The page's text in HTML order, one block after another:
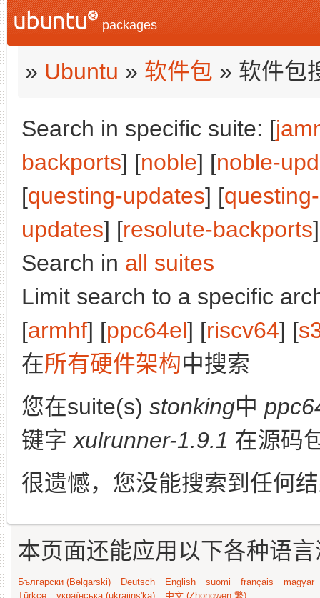
packages
» Ubuntu » 软件包 » 软件包
Search in specific suite: [
backports] [noble] [noble-
[questing-updates] [
updates] [resolute-backports
Search in all suites
Limit search to a specific
[armhf] [ppc64el] [riscv64] [
在所有硬件架构中搜索
您在suite(s) stonking中
键字 xulrunner-1.9.1 在源码
很遗憾，您没能搜索到任何
本页面还能应用以下各种语
Български (Bəlgarski) Deutsch English suomi français
magyar
Türkçe
українська (ukrajins'ka) 中文 (Zhongwen,繁)